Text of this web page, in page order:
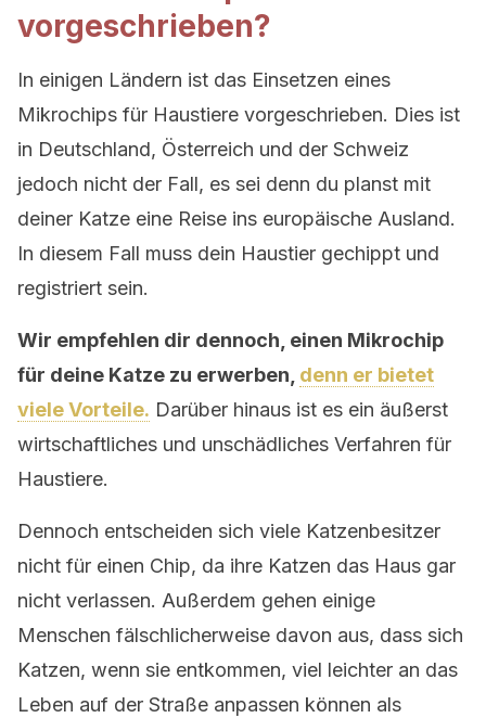
vorgeschrieben?
In einigen Ländern ist das Einsetzen eines
Mikrochips für Haustiere vorgeschrieben. Dies ist
in Deutschland, Österreich und der Schweiz
jedoch nicht der Fall, es sei denn du planst mit
deiner Katze eine Reise ins europäische Ausland.
In diesem Fall muss dein Haustier gechippt und
registriert sein.
Wir empfehlen dir dennoch, einen Mikrochip
für deine Katze zu erwerben, denn er bietet
viele Vorteile. Darüber hinaus ist es ein äußerst
wirtschaftliches und unschädliches Verfahren für
Haustiere.
Dennoch entscheiden sich viele Katzenbesitzer
nicht für einen Chip, da ihre Katzen das Haus gar
nicht verlassen. Außerdem gehen einige
Menschen fälschlicherweise davon aus, dass sich
Katzen, wenn sie entkommen, viel leichter an das
Leben auf der Straße anpassen können als